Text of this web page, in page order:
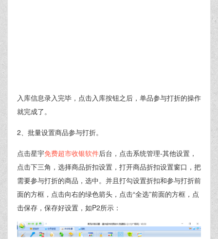
入库信息录入完毕，点击入库按钮之后，单品参与打折的操作
就完成了。
2、批量设置商品参与打折。
点击星宇免费超市收银软件后台，点击系统管理-其他设置，
点击下三角，选择商品折扣设置，打开商品折扣设置窗口，把
需要参与打折的商品，选中。并且打勾设置折扣和参与打折前
面的方框，点击向右的绿色箭头，点击“全选”前面的方框，点
击保存，保存好设置，如P2所示：